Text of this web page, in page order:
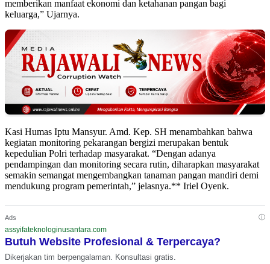
memberikan manfaat ekonomi dan ketahanan pangan bagi
keluarga,” Ujarnya.
Kasi Humas Iptu Mansyur. Amd. Kep. SH menambahkan bahwa
kegiatan monitoring pekarangan bergizi merupakan bentuk
kepedulian Polri terhadap masyarakat. “Dengan adanya
pendampingan dan monitoring secara rutin, diharapkan masyarakat
semakin semangat mengembangkan tanaman pangan mandiri demi
mendukung program pemerintah,” jelasnya.** Iriel Oyenk.
Ads ⓘ
assyifateknologinusantara.com
Butuh Website Profesional & Terpercaya?
Dikerjakan tim berpengalaman. Konsultasi gratis.